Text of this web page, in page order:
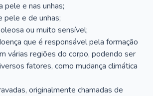
pele e nas unhas;
pele e de unhas;
ou muito sensível;
que é responsável pela formação
várias regiões do corpo, podendo ser
fatores, como mudança climática
originalmente chamadas de